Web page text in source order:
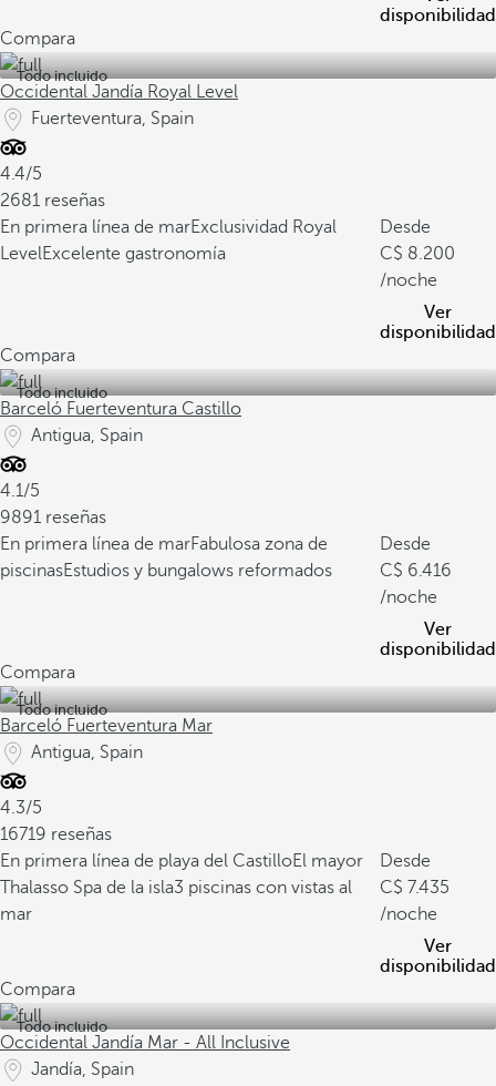
disponibilidad
Compara
Todo incluido
Occidental Jandía Royal Level
Fuerteventura, Spain
4.4/5
2681 reseñas
En primera línea de marExclusividad Royal
LevelExcelente gastronomía
Desde
8.200
/noche
Ver
disponibilidad
Compara
Todo incluido
Barceló Fuerteventura Castillo
Antigua, Spain
4.1/5
9891 reseñas
En primera línea de marFabulosa zona de
piscinasEstudios y bungalows reformados
Desde
6.416
/noche
Ver
disponibilidad
Compara
Todo incluido
Barceló Fuerteventura Mar
Antigua, Spain
4.3/5
16719 reseñas
En primera línea de playa del CastilloEl mayor
Thalasso Spa de la isla3 piscinas con vistas al
mar
Desde
7.435
/noche
Ver
disponibilidad
Compara
Todo incluido
Occidental Jandía Mar - All Inclusive
Jandía, Spain